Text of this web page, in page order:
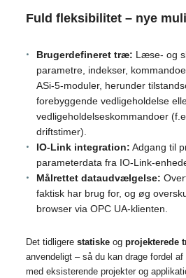
Fuld fleksibilitet – nye
Brugerdefineret træ: Læse- og
parametre, indekser,
ASi-5-moduler, herunder
forebyggende vedligeholdelse
vedligeholdelseskommandoer
driftstimer).
IO-Link integration: Adgang til
parameterdata fra IO-Link-
Målrettet dataudvælgelse:
faktisk har brug for, og øg
browser via OPC UA-klienten.
Det tidligerestatiske ogprojekterede
anvendeligt – så du kan drage fordel
med eksisterende projekter og